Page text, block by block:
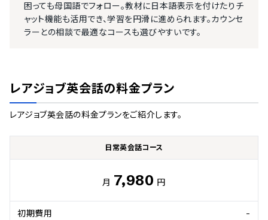
困っても母国語でフォロー。教材に日本語表示を付けたりチ
ャット機能も活用でき、学習を円滑に進められます。カウンセ
ラーとの相談で最適なコースも選びやすいです。
レアジョブ英会話の料金プラン
レアジョブ英会話の料金プランをご紹介します。
日常英会話コース
月 7,980 円
初期費用 -